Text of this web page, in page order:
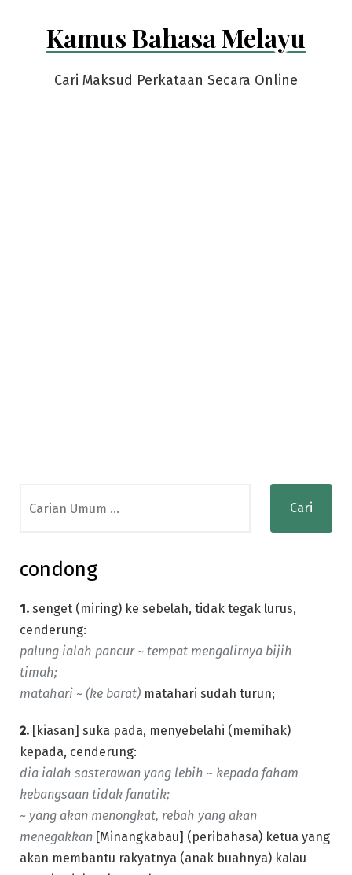
Kamus Bahasa Melayu
Cari Maksud Perkataan Secara Online
for:
condong
1. senget (miring) ke sebelah, tidak tegak lurus,
cenderung:
palung ialah pancur ~ tempat mengalirnya bijih
timah;
matahari ~ (ke barat) matahari sudah turun;
2. [kiasan] suka pada, menyebelahi (memihak)
kepada, cenderung:
dia ialah sasterawan yang lebih ~ kepada faham
kebangsaan tidak fanatik;
~ yang akan menongkat, rebah yang akan
menegakkan [Minangkabau] (peribahasa) ketua yang
akan membantu rakyatnya (anak buahnya) kalau